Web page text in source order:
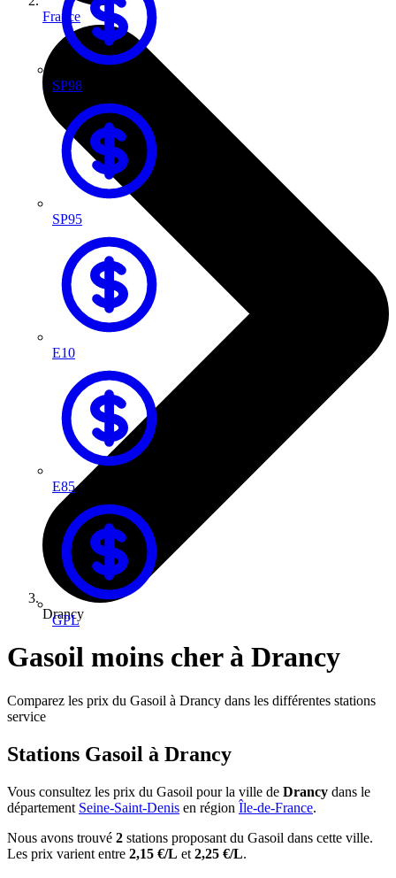
SP98
SP95
E10
E85
GPL
France
Drancy
Gasoil moins cher à Drancy
Comparez les prix du Gasoil à Drancy dans les différentes stations
service
Stations Gasoil à Drancy
Vous consultez les prix du Gasoil pour la ville de Drancy dans le
département Seine-Saint-Denis en région Île-de-France.
Nous avons trouvé 2 stations proposant du Gasoil dans cette ville.
Les prix varient entre 2,15 €/L et 2,25 €/L.